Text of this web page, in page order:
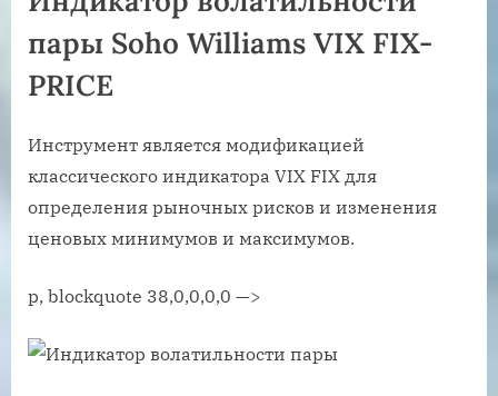
пары Soho Williams VIX FIX-
PRICE
Инструмент является модификацией
классического индикатора VIX FIX для
определения рыночных рисков и изменения
ценовых минимумов и максимумов.
p, blockquote 38,0,0,0,0 —>